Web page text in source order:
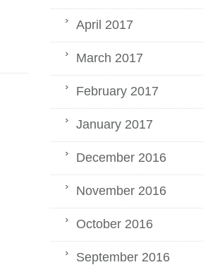
April 2017
March 2017
February 2017
January 2017
December 2016
November 2016
October 2016
September 2016